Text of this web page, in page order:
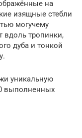
на
изящные стебли
могучему
вдоль тропинки,
дуба и тонкой
уникальную
выполненных